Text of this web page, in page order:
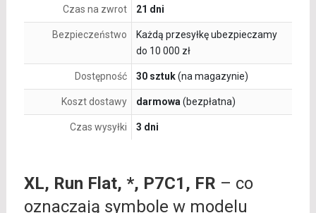
Czas na zwrot 21 dni
Bezpieczeństwo
Każdą przesyłkę ubezpieczamy
do 10 000 zł
Dostępność 30 sztuk(na magazynie)
Koszt dostawy darmowa (bezpłatna)
Czas wysyłki 3 dni
XL, Run Flat, *, P7C1, FR – co
oznaczają symbole w modelu